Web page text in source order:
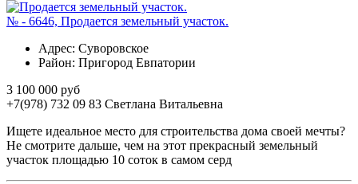
№ - 6646, Продается земельный участок.
Адрес: Суворовское
Район: Пригород Евпатории
3 100 000 руб
+7(978) 732 09 83 Cветлана Витальевна
Ищете идеальное место для строительства дома своей мечты?
Не смотрите дальше, чем на этот прекрасный земельный
участок площадью 10 соток в самом серд